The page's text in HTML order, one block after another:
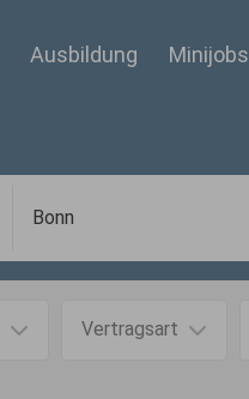
Ausbildung Minijobs
Vertragsart